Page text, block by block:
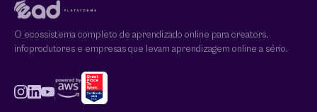
O ecossistema completo de aprendizado online para creators,
infoprodutores e empresas que levam aprendizagem online a sério.